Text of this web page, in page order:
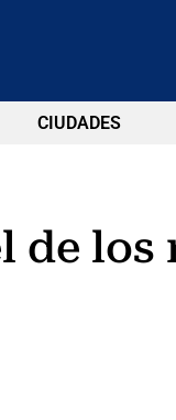
CIUDADES
de los